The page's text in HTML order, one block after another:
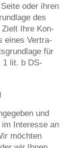
oder ihren
des
Zielt Ihre Kon­
eines Ver­tra­
für
1 lit. b DS-
und
Inter­es­se an
möch­ten